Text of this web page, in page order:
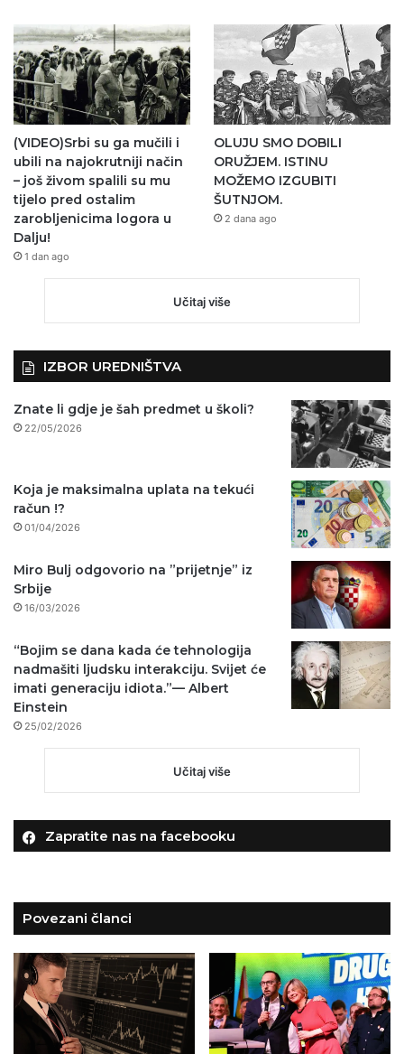
(VIDEO)Srbi su ga mučili i
ubili na najokrutniji način
– još živom spalili su mu
tijelo pred ostalim
zarobljenicima logora u
Dalju!
1 dan ago
OLUJU SMO DOBILI
ORUŽJEM. ISTINU
MOŽEMO IZGUBITI
ŠUTNJOM.
2 dana ago
Učitaj više
IZBOR UREDNIŠTVA
Znate li gdje je šah predmet u školi?
22/05/2026
Koja je maksimalna uplata na tekući
račun !?
01/04/2026
Miro Bulj odgovorio na ”prijetnje” iz
Srbije
16/03/2026
“Bojim se dana kada će tehnologija
nadmašiti ljudsku interakciju. Svijet će
imati generaciju idiota.”— Albert
Einstein
25/02/2026
Učitaj više
Zapratite nas na facebooku
Povezani članci